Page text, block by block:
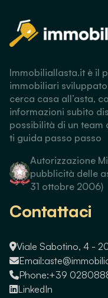
Immobiliallasta.it è il
immobiliari
cerca casa all’asta,
informazioni subito
possibilità di un
ti guida passo passo
Autorizzazione
pubblicità delle
31 ottobre 2006)
Contattaci
Viale Sabotino, 4 -
Email:
Phone:+39
LinkedIn